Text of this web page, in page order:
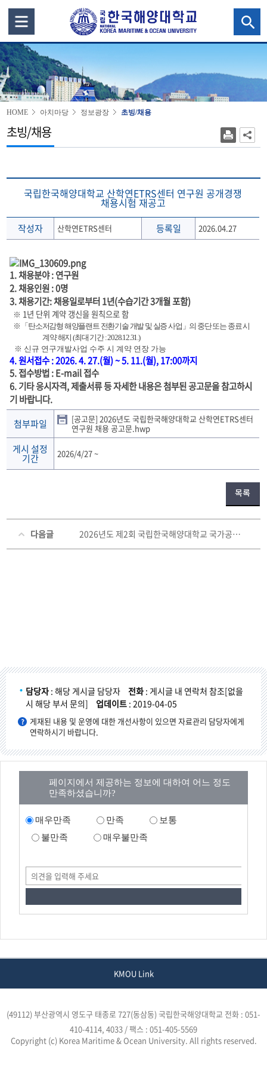
HOME 아치마당 정보광장 초빙/채용
초빙/채용
국립한국해양대학교 산학연ETRS센터 연구원 공개경쟁
채용시험 재공고
작성자 산학연ETRS센터 등록일 2026.04.27
1. 채용분야 : 연구원
2. 채용인원 : 0명
3. 채용기간: 채용일로부터 1년(수습기간 3개월 포함)
※ 1년 단위 계약 갱신을 원칙으로 함
※ 「탄소저감형 해양플랜트 전환기술 개발 및 실증 사업」의 중단 또는 종료 시
계약 해지 (최대 기간 : 2028.12.31.)
※ 신규 연구개발사업 수주 시 계약 연장 가능
4. 원서접수 : 2026. 4. 27.(월) ~ 5. 11.(월), 17:00까지
5. 접수방법 : E-mail 접수
6. 기타 응시자격, 제출서류 등 자세한 내용은 첨부된 공고문을 참고하시
기 바랍니다.
첨부파일
[공고문] 2026년도 국립한국해양대학교 산학연ETRS센터
연구원 채용 공고문.hwp
게시 설정
기간 2026/4/27~
목록
다음글 2026년도 제2회 국립한국해양대학교 국가공무원 전입(지방공무원 경력경쟁채용) 희망자 모집 공고
담당자 : 해당 게시글 담당자 전화 : 게시글 내 연락처 참조[없을
시 해당 부서 문의]
업데이트 : 2019-04-05
게재된 내용 및 운영에 대한 개선사항이 있으면 자료관리 담당자에게
연락하시기 바랍니다.
페이지에서 제공하는 정보에 대하여 어느 정도
만족하셨습니까?
매우만족 만족
보통
불만족
매우불만족
KMOU Link
(49112) 부산광역시 영도구 태종로 727(동삼동) 국립한국해양대학교 전화 : 051-
410-4114, 4033 / 팩스 : 051-405-5569
Copyright (c) Korea Maritime & Ocean University. All rights reserved.